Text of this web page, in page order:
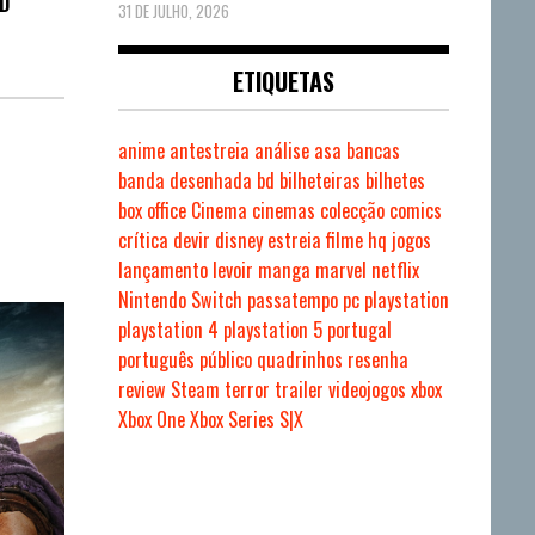
31 DE JULHO, 2026
ETIQUETAS
anime antestreia análise asa bancas
banda desenhada bd bilheteiras bilhetes
box office Cinema cinemas colecção comics
crítica devir disney estreiafilme hq jogos
lançamento levoir manga marvel netflix
Nintendo Switch passatempo pc playstation
playstation 4 playstation 5 portugal
português público quadrinhos resenha
review Steam terror trailer videojogos xbox
Xbox OneXbox Series S|X